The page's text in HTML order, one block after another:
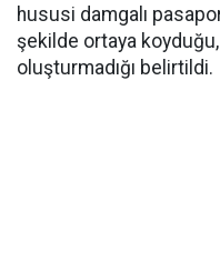
hususi damgalı
şekilde ortaya
oluşturmadığı belirtildi.